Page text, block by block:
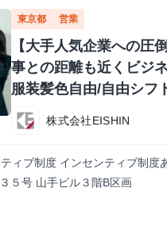
東京都 営業
【大手人気企業への圧
事との距離も近くビジ
服装髪色自由/自由シフ
株式会社EISHIN
商談につながるアポイントを
り、挑戦する環境を求めてい
５号 山手ビル３階B区画